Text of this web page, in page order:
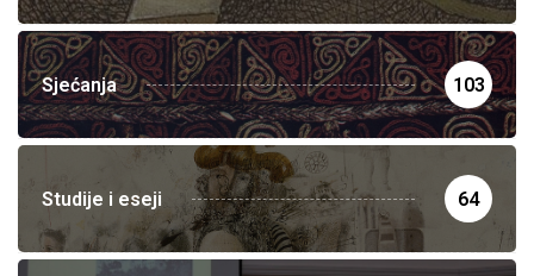
Sjećanja 103
Studije i eseji 64